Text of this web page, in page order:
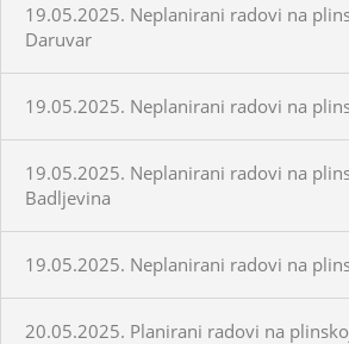
19.05.2025. Neplanirani radovi na
Daruvar
19.05.2025. Neplanirani radovi na
19.05.2025. Neplanirani radovi na
Badljevina
19.05.2025. Neplanirani radovi na
20.05.2025. Planirani radovi na